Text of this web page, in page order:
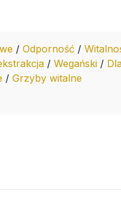
/ Odporność /
/ Wegański /
/ Grzyby witalne